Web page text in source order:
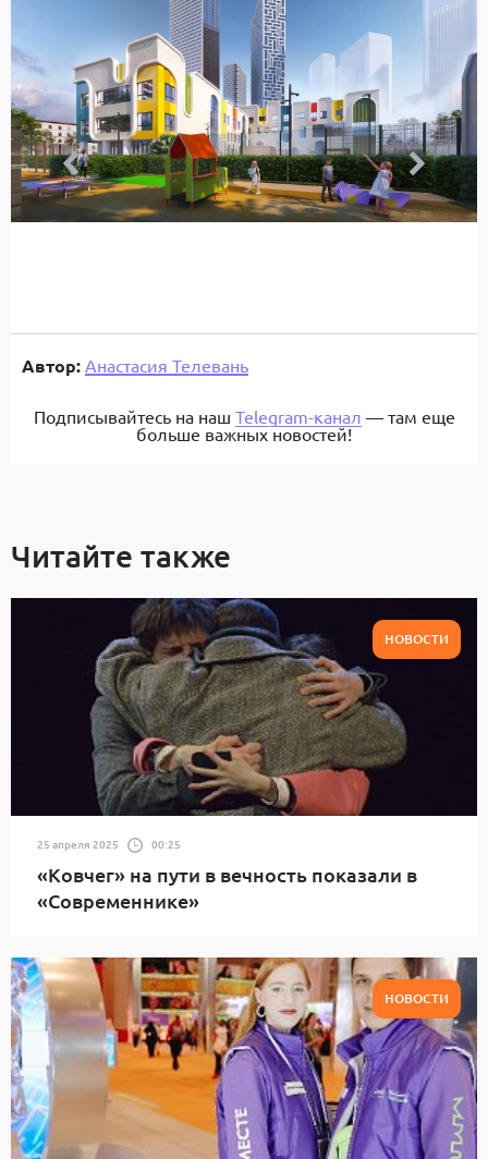
Автор: Анастасия Телевань
Подписывайтесь на наш Telegram-канал — там еще
больше важных новостей!
Читайте также
НОВОСТИ
25 апреля 2025 00:25
«Ковчег» на пути в вечность показали в
«Современнике»
НОВОСТИ